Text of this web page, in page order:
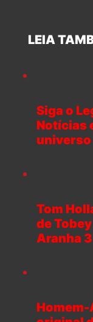
LEIA
Siga o
Notícias
Tom
de
Aranha 3
Homem-